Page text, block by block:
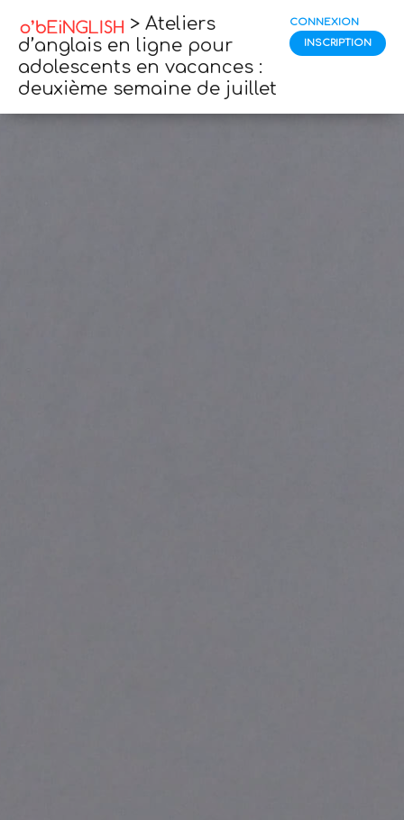
> Ateliers
d’anglais en ligne pour
adolescents en vacances :
deuxième semaine de juillet
CONNEXION
INSCRIPTION